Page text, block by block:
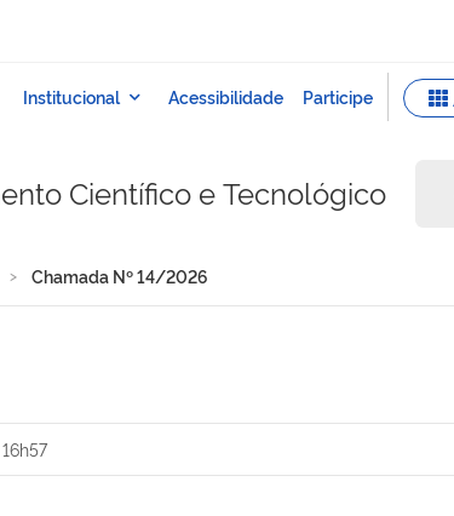
Científico e Tecnológico
Chamada Nº 14/2026